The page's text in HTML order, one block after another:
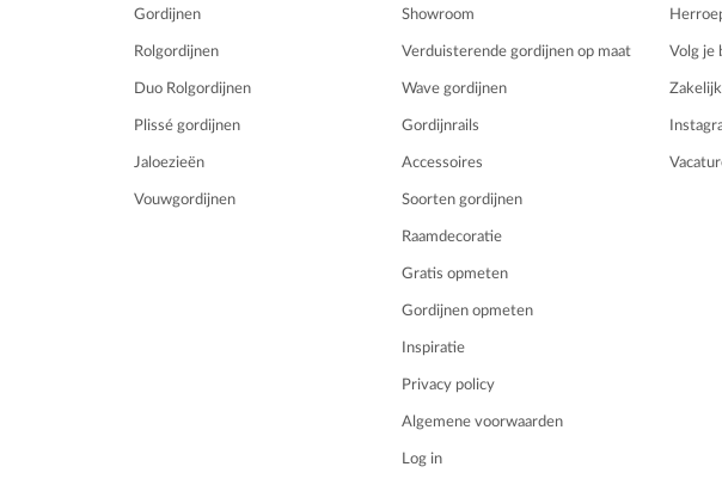
Gordijnen
Rolgordijnen
Duo Rolgordijnen
Plissé gordijnen
Jaloezieën
Vouwgordijnen
Showroom
Verduisterende gordijnen op maat
Wave gordijnen
Gordijnrails
Accessoires
Soorten gordijnen
Raamdecoratie
Gratis opmeten
Gordijnen opmeten
Inspiratie
Privacy policy
Algemene voorwaarden
Log in
Volg je